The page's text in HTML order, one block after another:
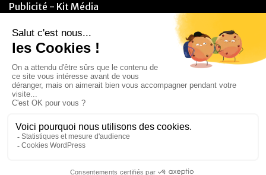
Publicité - Kit Média
PARTENAIRES